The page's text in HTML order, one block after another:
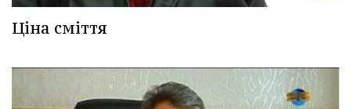
Ціна сміття